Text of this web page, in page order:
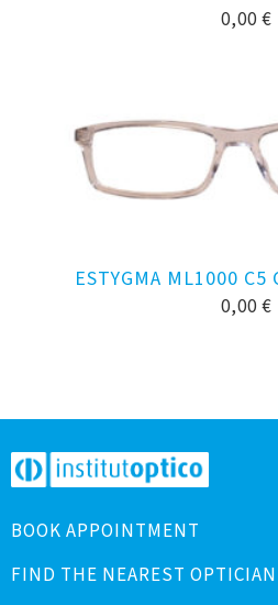
0,00 €
ESTYGMA ML1000 C5
0,00 €
BOOK APPOINTMENT
FIND THE NEAREST OPTICIAN